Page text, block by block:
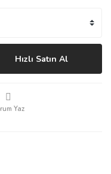
Hızlı Satın Al
Yaz